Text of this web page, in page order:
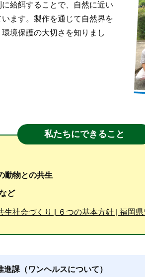
給餌することで、自然に近い
ます。製作を通じて自然界を
境保護の大切さを知りまし
私たちにできること
動物との共生
ど
生社会づくり | ６つの基本⽅針 | 福岡
進課（ワンヘルスについて）